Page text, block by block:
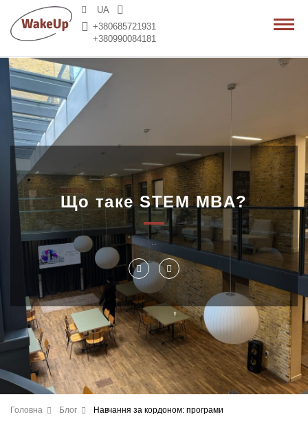
UA
+380685721931
+380990084181
Що таке STEM MBA?
..
Головна Блог Навчання за кордоном: програми